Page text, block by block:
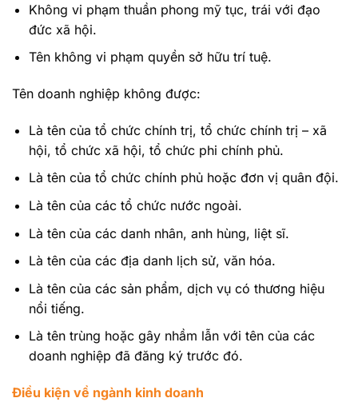
Không vi phạm thuần phong mỹ tục, trái với đạo
đức xã hội.
Tên không vi phạm quyền sở hữu trí tuệ.
Tên doanh nghiệp không được:
Là tên của tổ chức chính trị, tổ chức chính trị – xã
hội, tổ chức xã hội, tổ chức phi chính phủ.
Là tên của tổ chức chính phủ hoặc đơn vị quân đội.
Là tên của các tổ chức nước ngoài.
Là tên của các danh nhân, anh hùng, liệt sĩ.
Là tên của các địa danh lịch sử, văn hóa.
Là tên của các sản phẩm, dịch vụ có thương hiệu
nổi tiếng.
Là tên trùng hoặc gây nhầm lẫn với tên của các
doanh nghiệp đã đăng ký trước đó.
Điều kiện về ngành kinh doanh